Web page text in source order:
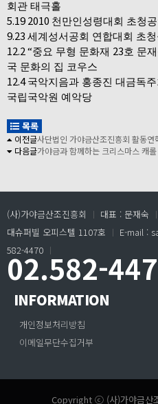
회관 태극홀
5.19 2010 천만인성령대회 초청공
9.23 세계성서공회 연합대회 초청
12.2 “중요 무형 문화재 23호 문
국 문화의 집 코우스
12.4국악지음과 홍종진 대금독주
국립국악원 예악당
목록
이전글사단법인 가야금산조진흥회 활동
다음글가야금과 함께하는 크리스마스 캐롤
(사)가야금산조진흥회 ㅣ 대표 : 문재숙 ㅣ
대슈퍼빌 오피스텔 1107호 ㅣ E-mail :
582-4470 ㅣ
02.582-
INFORMATION
개인정보처리방침
이메일무단수집거부
Copyright ⓒ (사)가야금